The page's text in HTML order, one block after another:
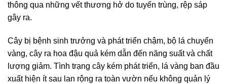
thông qua những vết thương hở do tuyến trùng, rệp sáp
gây ra.
Cây bị bệnh sinh trưởng và phát triển chậm, bộ lá chuyển
vàng, cây ra hoa đậu quả kém dẫn đến năng suất và chất
lượng giảm. Tình trạng cây kém phát triển, lá vàng ban đầu
xuất hiện ít sau lan rộng ra toàn vườn nếu không quản lý